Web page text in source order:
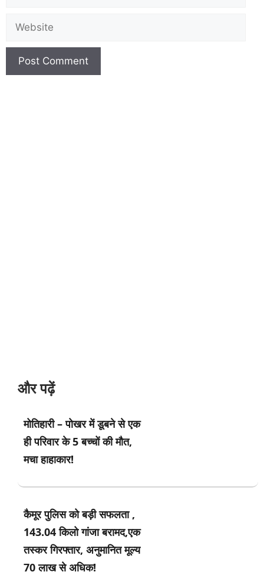
और पढ़ें
मोतिहारी – पोखर में डूबने से एक
ही परिवार के 5 बच्चों की मौत,
मचा हाहाकार!
कैमूर पुलिस को बड़ी सफलता ,
143.04 किलो गांजा बरामद,एक
तस्कर गिरफ्तार, अनुमानित मूल्य
70 लाख से अधिक!